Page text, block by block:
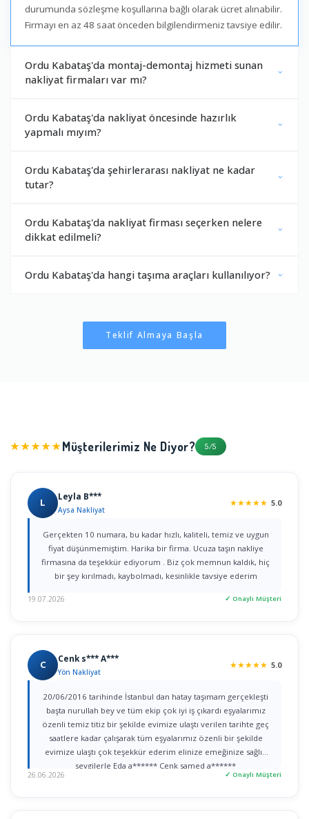
durumunda sözleşme koşullarına bağlı olarak ücret alınabilir.
Firmayı en az 48 saat önceden bilgilendirmeniz tavsiye edilir.
Ordu Kabataş'da montaj-demontaj hizmeti sunan
nakliyat firmaları var mı?
Ordu Kabataş'da nakliyat öncesinde hazırlık
yapmalı mıyım?
Ordu Kabataş'da şehirlerarası nakliyat ne kadar
tutar?
Ordu Kabataş'da nakliyat firması seçerken nelere
dikkat edilmeli?
Ordu Kabataş'da hangi taşıma araçları kullanılıyor?
Teklif Almaya Başla
★★★★★Müşterilerimiz Ne Diyor? 5/5
L Leyla B***
Aysa Nakliyat
★★★★★ 5.0
Gerçekten 10 numara, bu kadar hızlı, kaliteli, temiz ve uygun
fiyat düşünmemiştim. Harika bir firma. Ucuza taşın nakliye
firmasına da teşekkür ediyorum . Biz çok memnun kaldık, hiç
bir şey kırılmadı, kaybolmadı, kesinlikle tavsiye ederim
19.07.2026 ✓ Onaylı Müşteri
C Cenk s*** A***
Yön Nakliyat
★★★★★ 5.0
20/06/2016 tarihinde İstanbul dan hatay taşımam gerçekleşti
başta nurullah bey ve tüm ekip çok iyi iş çıkardı eşyalarımız
özenli temiz titiz bir şekilde evimize ulaştı verilen tarihte geç
saatlere kadar çalışarak tüm eşyalarımız özenli bir şekilde
evimize ulaştı çok teşekkür ederim elinize emeğinize sağlık
sevgilerle Eda a****** Cenk samed a******
26.06.2026 ✓ Onaylı Müşteri